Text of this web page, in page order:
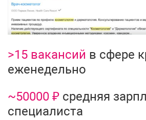
>15 вакансий в сфере
еженедельно
~50000 ₽ средняя
специалиста